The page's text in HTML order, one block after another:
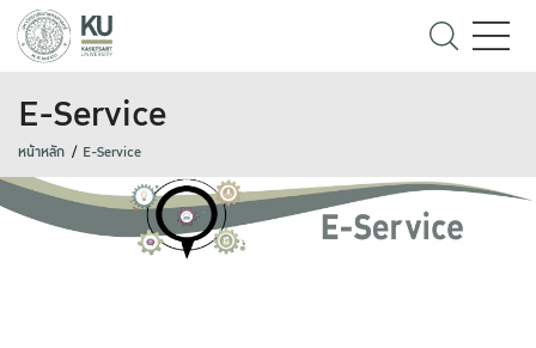
E-Service
หน้าหลัก E-Service